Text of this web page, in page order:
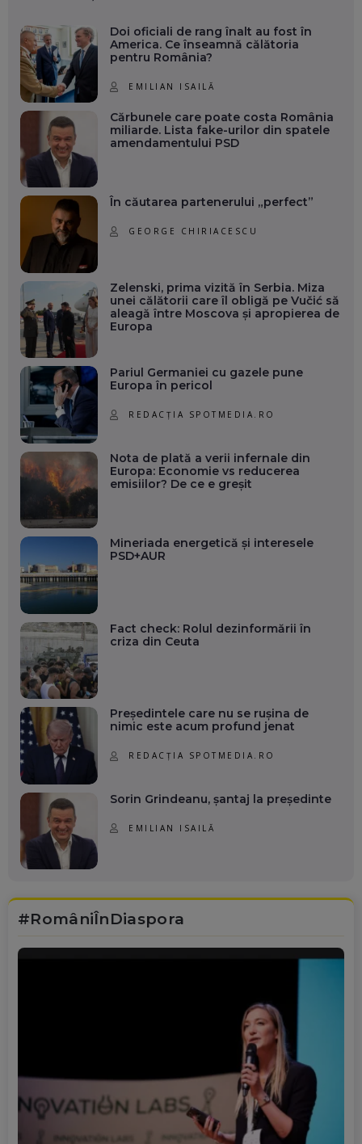
Doi oficiali de rang înalt au fost în
America. Ce înseamnă călătoria
pentru România?
EMILIAN ISAILĂ
Cărbunele care poate costa România
miliarde. Lista fake-urilor din spatele
amendamentului PSD
În căutarea partenerului „perfect”
GEORGE CHIRIACESCU
Zelenski, prima vizită în Serbia. Miza
unei călătorii care îl obligă pe Vučić să
aleagă între Moscova și apropierea de
Europa
Pariul Germaniei cu gazele pune
Europa în pericol
REDACȚIA SPOTMEDIA.RO
Nota de plată a verii infernale din
Europa: Economie vs reducerea
emisiilor? De ce e greșit
Mineriada energetică și interesele
PSD+AUR
Fact check: Rolul dezinformării în
criza din Ceuta
Președintele care nu se rușina de
nimic este acum profund jenat
REDACȚIA SPOTMEDIA.RO
Sorin Grindeanu, șantaj la președinte
EMILIAN ISAILĂ
#RomâniÎnDiaspora